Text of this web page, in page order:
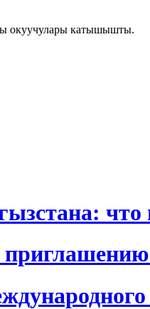
окуучулары катышышты.
что